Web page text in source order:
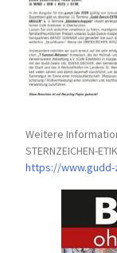
Weitere
STERNZEICHEN-
https://